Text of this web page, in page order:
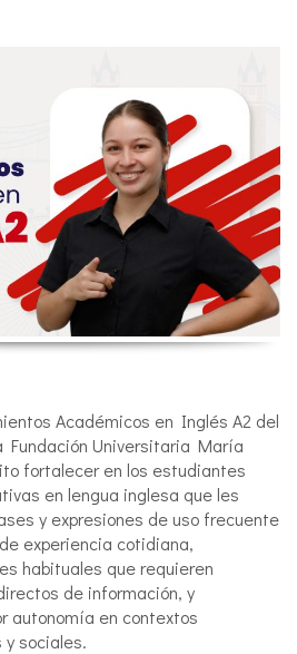
Académicos en Inglés A2 del
Fundación Universitaria María
fortalecer en los estudiantes
en lengua inglesa que les
y expresiones de uso frecuente
experiencia cotidiana,
habituales que requieren
de información, y
autonomía en contextos
sociales.